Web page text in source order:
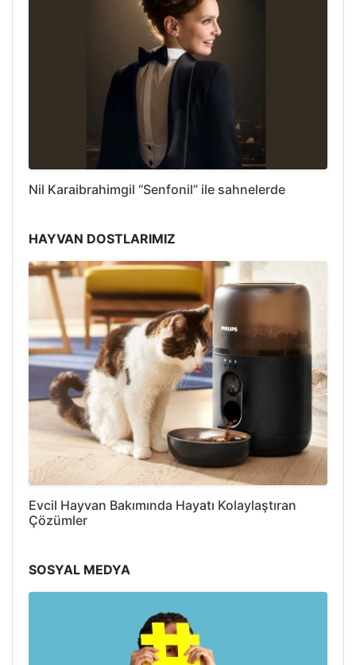
Nil Karaibrahimgil “Senfonil” ile sahnelerde
HAYVAN DOSTLARIMIZ
Evcil Hayvan Bakımında Hayatı Kolaylaştıran
Çözümler
SOSYAL MEDYA